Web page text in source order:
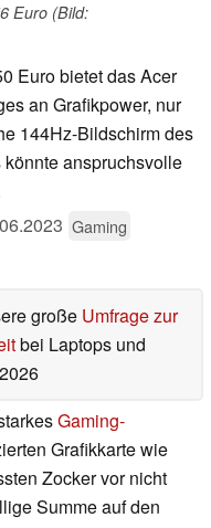
Euro (Bild:
Euro bietet das Acer
an Grafikpower, nur
144Hz-Bildschirm des
anspruchsvolle
Gaming
große Umfrage zur
bei Laptops und
Gaming-
Grafikkarte wie
Zocker vor nicht
Summe auf den